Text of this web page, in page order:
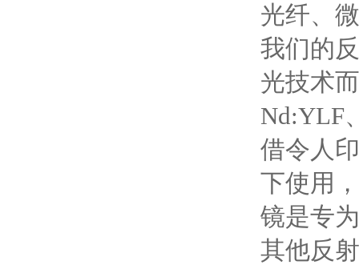
光纤、
我们的
光技术
Nd:YLF
借令人
下使用
镜是专
其他反